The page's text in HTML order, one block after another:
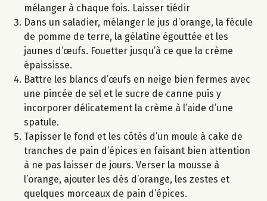
mélanger à chaque fois. Laisser tiédir
Dans un saladier, mélanger le jus d’orange, la fécule
de pomme de terre, la gélatine égouttée et les
jaunes d’œufs. Fouetter jusqu’à ce que la crème
épaississe.
Battre les blancs d’œufs en neige bien fermes avec
une pincée de sel et le sucre de canne puis y
incorporer délicatement la crème à l’aide d’une
spatule.
Tapisser le fond et les côtés d’un moule à cake de
tranches de pain d’épices en faisant bien attention
à ne pas laisser de jours. Verser la mousse à
l’orange, ajouter les dés d’orange, les zestes et
quelques morceaux de pain d’épices.